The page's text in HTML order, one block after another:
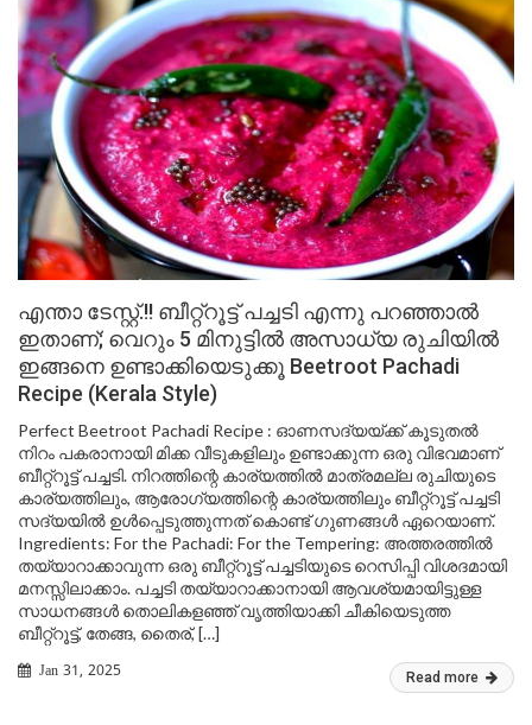
എന്താ ടേസ്റ്റ്.!! ബീറ്റ്റൂട്ട് പച്ചടി എന്നു പറഞ്ഞാൽ
ഇതാണ്; വെറും 5 മിനുട്ടിൽ അസാധ്യ രുചിയിൽ
ഇങ്ങനെ ഉണ്ടാക്കിയെടുക്കൂ Beetroot Pachadi
Recipe (Kerala Style)
Perfect Beetroot Pachadi Recipe : ഓണസദ്യയ്ക്ക് കൂടുതൽ
നിറം പകരാനായി മിക്ക വീടുകളിലും ഉണ്ടാക്കുന്ന ഒരു വിഭവമാണ്
ബീറ്റ്റൂട്ട് പച്ചടി. നിറത്തിന്റെ കാര്യത്തിൽ മാത്രമല്ല രുചിയുടെ
കാര്യത്തിലും, ആരോഗ്യത്തിന്റെ കാര്യത്തിലും ബീറ്റ്റൂട്ട് പച്ചടി
സദ്യയിൽ ഉൾപ്പെടുത്തുന്നത് കൊണ്ട് ഗുണങ്ങൾ ഏറെയാണ്.
Ingredients: For the Pachadi: For the Tempering: അത്തരത്തിൽ
തയ്യാറാക്കാവുന്ന ഒരു ബീറ്റ്റൂട്ട് പച്ചടിയുടെ റെസിപ്പി വിശദമായി
മനസ്സിലാക്കാം. പച്ചടി തയ്യാറാക്കാനായി ആവശ്യമായിട്ടുള്ള
സാധനങ്ങൾ തൊലികളഞ്ഞ് വൃത്തിയാക്കി ചീകിയെടുത്ത
ബീറ്റ്റൂട്ട്, തേങ്ങ, തൈര്, […]
Jan 31, 2025 Read more